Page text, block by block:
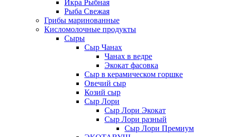
Икра Рыбная
Рыба Свежая
Грибы маринованные
Кисломолочные продукты
Сыры
Сыр Чанах
Чанах в ведре
Экокат фасовка
Сыр в керамическом горшке
Овечий сыр
Козий сыр
Сыр Лори
Сыр Лори Экокат
Сыр Лори разный
Сыр Лори Премиум